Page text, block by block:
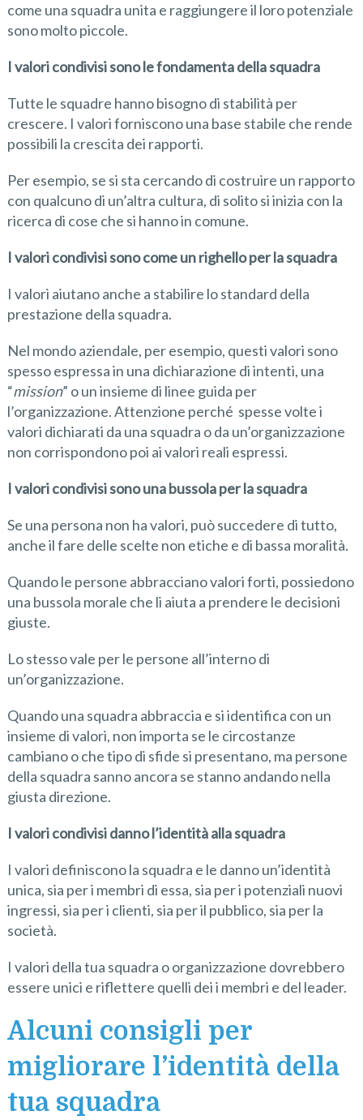
come una squadra unita e raggiungere il loro potenziale
sono molto piccole.
I valori condivisi sono le fondamenta della squadra
Tutte le squadre hanno bisogno di stabilità per
crescere. I valori forniscono una base stabile che rende
possibili la crescita dei rapporti.
Per esempio, se si sta cercando di costruire un rapporto
con qualcuno di un’altra cultura, di solito si inizia con la
ricerca di cose che si hanno in comune.
I valori condivisi sono come un righello per la squadra
I valori aiutano anche a stabilire lo standard della
prestazione della squadra.
Nel mondo aziendale, per esempio, questi valori sono
spesso espressa in una dichiarazione di intenti, una
“mission” o un insieme di linee guida per
l’organizzazione. Attenzione perché spesse volte i
valori dichiarati da una squadra o da un’organizzazione
non corrispondono poi ai valori reali espressi.
I valori condivisi sono una bussola per la squadra
Se una persona non ha valori, può succedere di tutto,
anche il fare delle scelte non etiche e di bassa moralità.
Quando le persone abbracciano valori forti, possiedono
una bussola morale che li aiuta a prendere le decisioni
giuste.
Lo stesso vale per le persone all’interno di
un’organizzazione.
Quando una squadra abbraccia e si identifica con un
insieme di valori, non importa se le circostanze
cambiano o che tipo di sfide si presentano, ma persone
della squadra sanno ancora se stanno andando nella
giusta direzione.
I valori condivisi danno l’identità alla squadra
I valori definiscono la squadra e le danno un’identità
unica, sia per i membri di essa, sia per i potenziali nuovi
ingressi, sia per i clienti, sia per il pubblico, sia per la
società.
I valori della tua squadra o organizzazione dovrebbero
essere unici e riflettere quelli dei i membri e del leader.
Alcuni consigli per
migliorare l’identità della
tua squadra